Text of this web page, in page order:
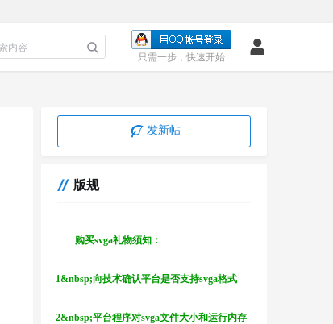
只需一步，快速开始
发新帖
版规
购买svga礼物须知：
1&nbsp;向技术确认平台是否支持svga格式
2&nbsp;平台程序对svga文件大小和运行内存